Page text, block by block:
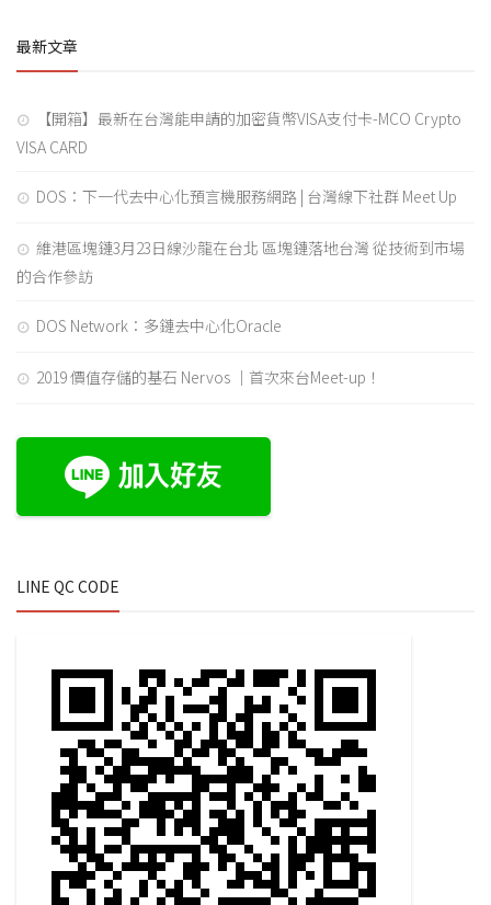
最新文章
【開箱】最新在台灣能申請的加密貨幣VISA支付卡-MCO Crypto
VISA CARD
DOS：下一代去中心化預言機服務網路 | 台灣線下社群 Meet Up
維港區塊鏈3月23日線沙龍在台北 區塊鏈落地台灣 從技術到市場
的合作參訪
DOS Network：多鏈去中心化Oracle
2019 價值存儲的基石 Nervos ｜首次來台Meet-up！
LINE QC CODE